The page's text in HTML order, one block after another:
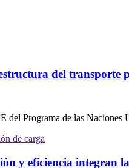
del transporte
del Programa de las Naciones
y eficiencia integran